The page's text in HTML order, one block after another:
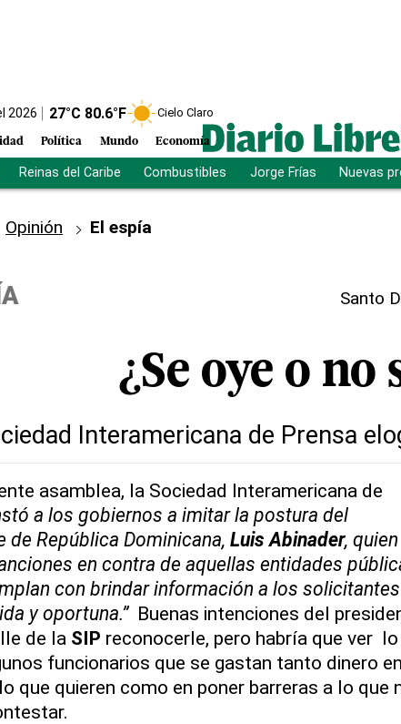
2026 27°C 80.6°F Cielo Claro
Política Mundo Economía
Reinas del Caribe Combustibles Jorge Frías Nuevas
Opinión El espía
Santo
¿Se oye o no
Interamericana de Prensa
asamblea, la Sociedad Interamericana de
a los gobiernos a imitar la postura del
de República Dominicana, Luis Abinader, quien
en contra de aquellas entidades
con brindar información a los
y oportuna.” Buenas intenciones del
de la SIP reconocerle, pero habría que ver lo
funcionarios que se gastan tanto dinero en
que quieren como en poner barreras a lo que